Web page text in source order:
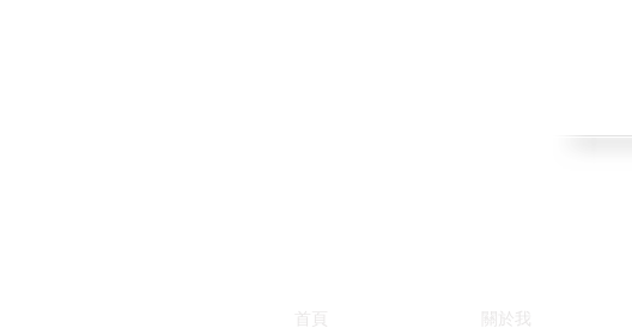
首頁 關於我